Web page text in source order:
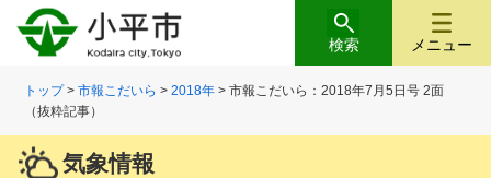
メニュー
検索
トップ>市報こだいら >2018年 > 市報こだいら：2018年7月5日号 2面
（抜粋記事）
気象情報